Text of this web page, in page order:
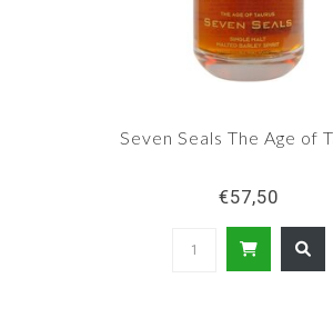
Seven Seals The Age of
€57,50